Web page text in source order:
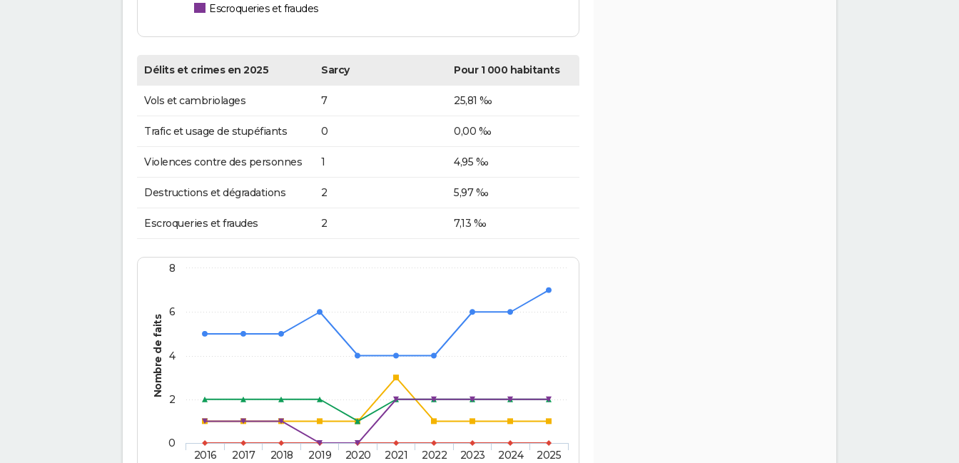
Escroqueries et fraudes
Délits et crimes en 2025 Sarcy Pour 1 000 habitants
Vols et cambriolages 7 25,81 ‰
Trafic et usage de stupéfiants 0 0,00 ‰
Violences contre des personnes 1 4,95 ‰
Destructions et dégradations 2 5,97 ‰
Escroqueries et fraudes 2 7,13 ‰
Nombre de faits
2016 2017 2018 2019 2020 2021 2022 2023 2024 2025
0
2
4
6
8